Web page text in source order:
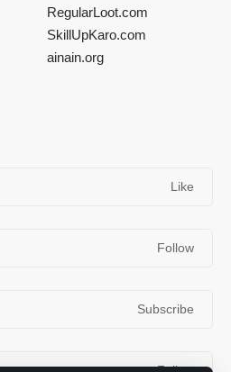
RegularLoot.com
SkillUpKaro.com
ainain.org
Like
Follow
Subscribe